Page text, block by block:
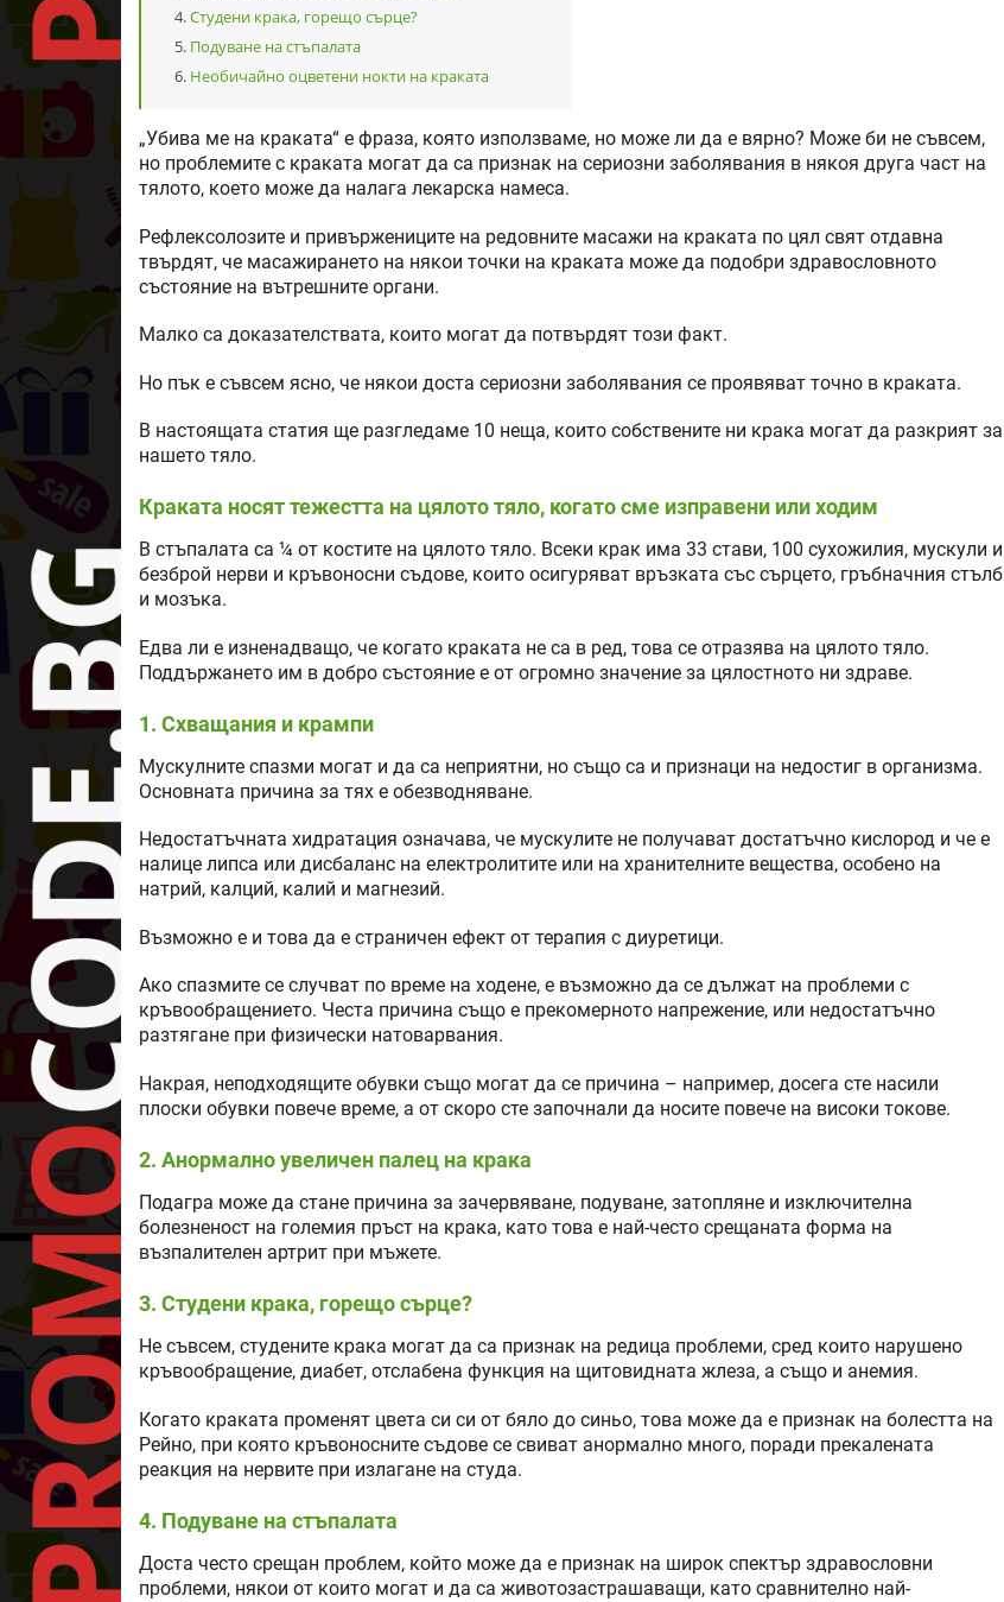
Студени крака, горещо сърце?
Подуване на стъпалата
Необичайно оцветени нокти на краката
„Убива ме на краката“ е фраза, която използваме, но може ли да е вярно? Може би не съвсем,
но проблемите с краката могат да са признак на сериозни заболявания в някоя друга част на
тялото, което може да налага лекарска намеса.
Рефлексолозите и привържениците на редовните масажи на краката по цял свят отдавна
твърдят, че масажирането на някои точки на краката може да подобри здравословното
състояние на вътрешните органи.
Малко са доказателствата, които могат да потвърдят този факт.
Но пък е съвсем ясно, че някои доста сериозни заболявания се проявяват точно в краката.
В настоящата статия ще разгледаме 10 неща, които собствените ни крака могат да разкрият за
нашето тяло.
Краката носят тежестта на цялото тяло, когато сме изправени или ходим
В стъпалата са ¼ от костите на цялото тяло. Всеки крак има 33 стави, 100 сухожилия, мускули и
безброй нерви и кръвоносни съдове, които осигуряват връзката със сърцето, гръбначния стълб
и мозъка.
Едва ли е изненадващо, че когато краката не са в ред, това се отразява на цялото тяло.
Поддържането им в добро състояние е от огромно значение за цялостното ни здраве.
1. Схващания и крампи
Мускулните спазми могат и да са неприятни, но също са и признаци на недостиг в организма.
Основната причина за тях е обезводняване.
Недостатъчната хидратация означава, че мускулите не получават достатъчно кислород и че е
налице липса или дисбаланс на електролитите или на хранителните вещества, особено на
натрий, калций, калий и магнезий.
Възможно е и това да е страничен ефект от терапия с диуретици.
Ако спазмите се случват по време на ходене, е възможно да се дължат на проблеми с
кръвообращението. Честа причина също е прекомерното напрежение, или недостатъчно
разтягане при физически натоварвания.
Накрая, неподходящите обувки също могат да се причина – например, досега сте насили
плоски обувки повече време, а от скоро сте започнали да носите повече на високи токове.
2. Анормално увеличен палец на крака
Подагра може да стане причина за зачервяване, подуване, затопляне и изключителна
болезненост на големия пръст на крака, като това е най-често срещаната форма на
възпалителен артрит при мъжете.
3. Студени крака, горещо сърце?
Не съвсем, студените крака могат да са признак на редица проблеми, сред които нарушено
кръвообращение, диабет, отслабена функция на щитовидната жлеза, а също и анемия.
Когато краката променят цвета си си от бяло до синьо, това може да е признак на болестта на
Рейно, при която кръвоносните съдове се свиват анормално много, поради прекалената
реакция на нервите при излагане на студа.
4. Подуване на стъпалата
Доста често срещан проблем, който може да е признак на широк спектър здравословни
проблеми, някои от които могат и да са животозастрашаващи, като сравнително най-